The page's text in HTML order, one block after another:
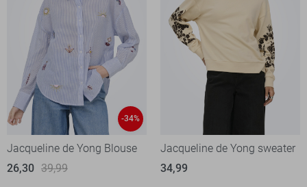
-34%
Jacqueline de Yong Blouse
26,30 39,99
Jacqueline de Yong sweater
34,99